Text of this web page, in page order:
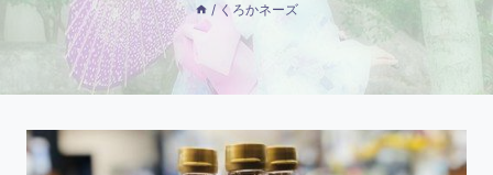
/ くろかネーズ